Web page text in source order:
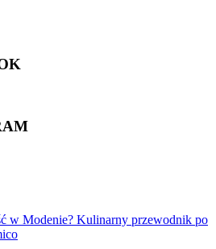
w Modenie? Kulinarny przewodnik po